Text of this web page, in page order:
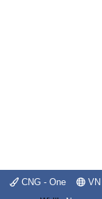
CNG - One VN